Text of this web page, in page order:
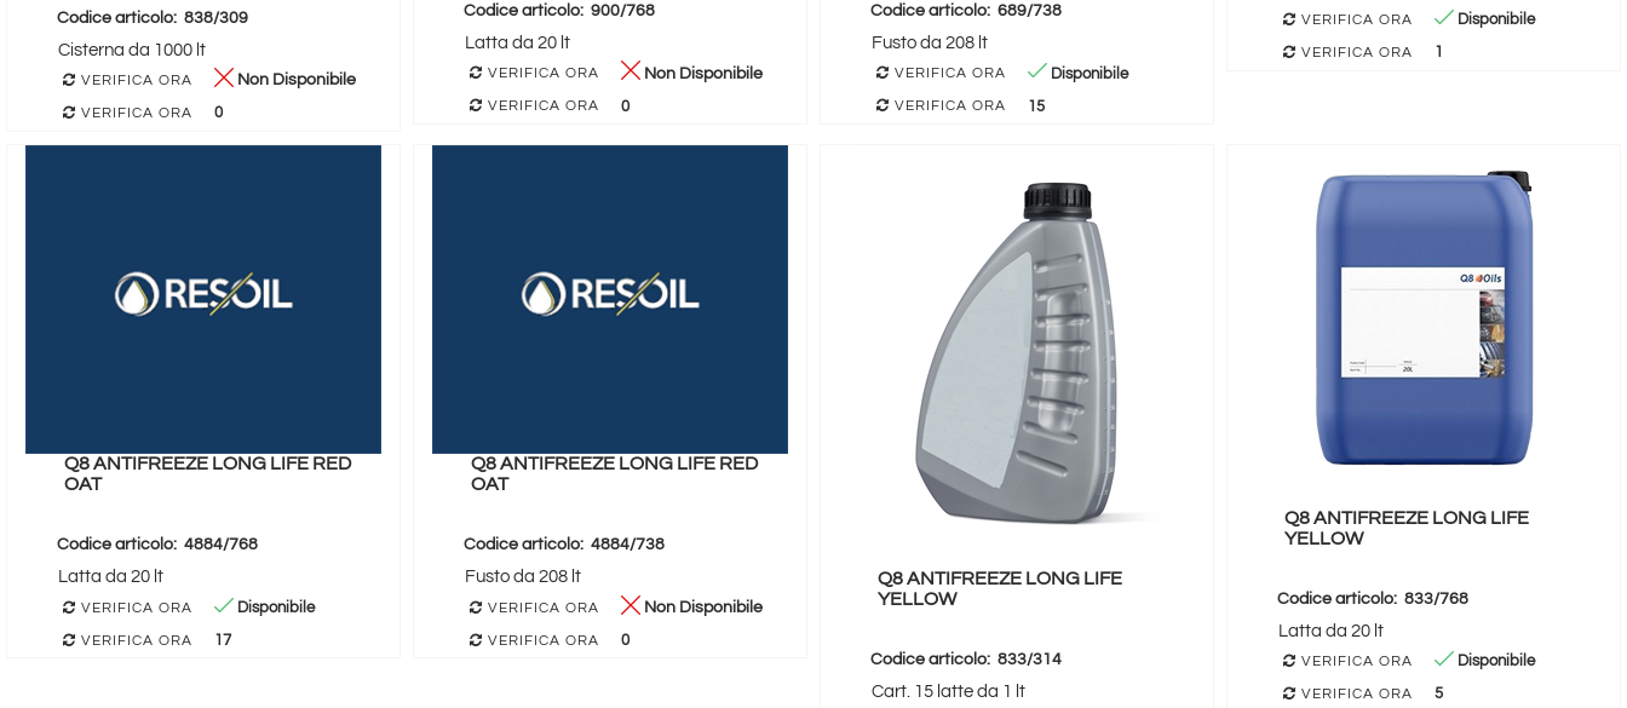
Codice articolo: 838/309
Cisterna da 1000 lt
VERIFICA ORA Non Disponibile
VERIFICA ORA 0
Codice articolo: 900/768
Latta da 20 lt
VERIFICA ORA Non Disponibile
VERIFICA ORA 0
Codice articolo: 689/738
Fusto da 208 lt
VERIFICA ORA Disponibile
VERIFICA ORA 15
VERIFICA ORA Disponibile
VERIFICA ORA 1
Q8 ANTIFREEZE LONG LIFE RED
OAT
Codice articolo: 4884/768
Latta da 20 lt
VERIFICA ORA Disponibile
VERIFICA ORA 17
Q8 ANTIFREEZE LONG LIFE RED
OAT
Codice articolo: 4884/738
Fusto da 208 lt
VERIFICA ORA Non Disponibile
VERIFICA ORA 0
Q8 ANTIFREEZE LONG LIFE
YELLOW
Codice articolo: 833/314
Cart. 15 latte da 1 lt
Q8 ANTIFREEZE LONG LIFE
YELLOW
Codice articolo: 833/768
Latta da 20 lt
VERIFICA ORA Disponibile
VERIFICA ORA 5